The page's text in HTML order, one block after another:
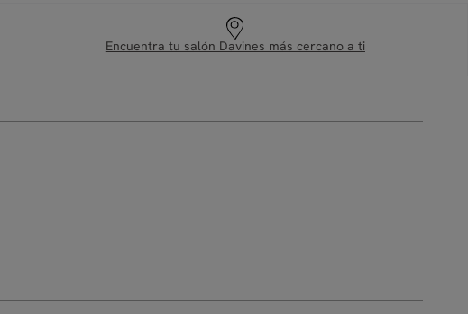
Encuentra tu salón Davines más cercano a ti